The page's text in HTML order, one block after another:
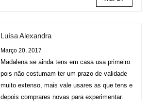
Luísa Alexandra
Março 20, 2017
Madalena se ainda tens em casa usa primeiro
pois não costumam ter um prazo de validade
muito extenso, mais vale usares as que tens e
depois comprares novas para experimentar.